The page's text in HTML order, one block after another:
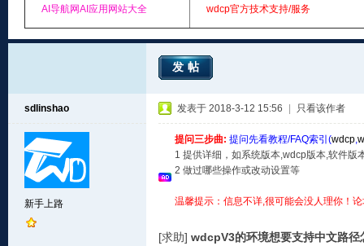
AI导航网AI应用网站大全 wdcp官方技术支持/服务
发帖
sdlinshao
新手上路
发表于 2018-3-12 15:56 只看该作者
提问三步曲: 提问先看教程/FAQ索引(wdcp,
1 提供详细，如系统版本,wdcp版本,软件版
2 做过哪些操作或改动设置等
温馨提示：信息不详,很可能会没人理你！
[求助] wdcpV3的环境想要支持中文路径